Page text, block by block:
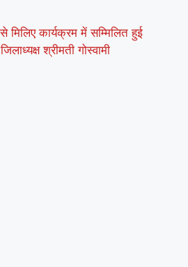
कार्यक्रम में सम्मिलित हुई
श्रीमती गोस्वामी